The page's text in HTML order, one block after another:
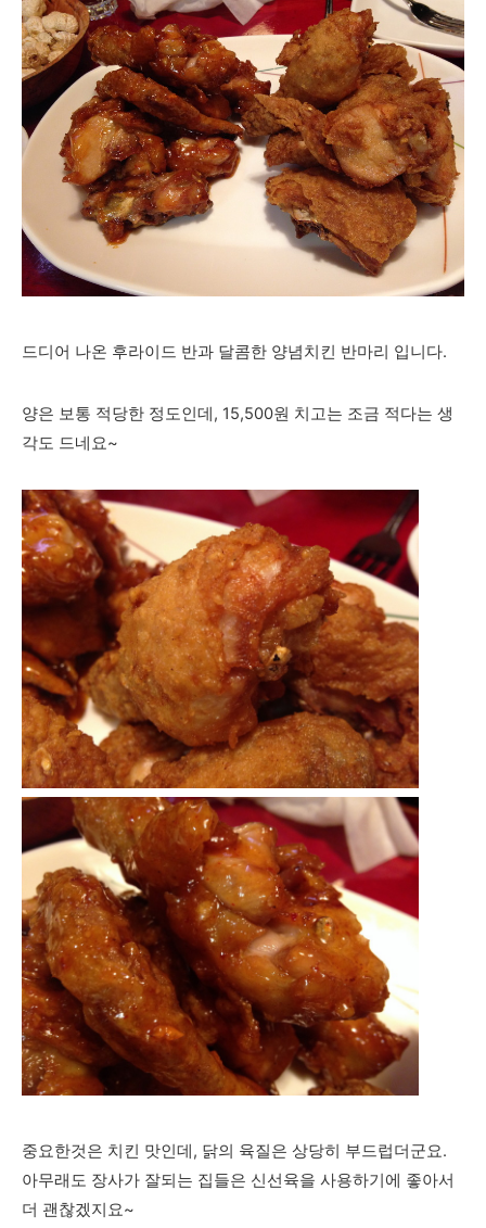
드디어 나온 후라이드 반과 달콤한 양념치킨 반마리 입니다.
양은 보통 적당한 정도인데, 15,500원 치고는 조금 적다는 생
각도 드네요~
중요한것은 치킨 맛인데, 닭의 육질은 상당히 부드럽더군요.
아무래도 장사가 잘되는 집들은 신선육을 사용하기에 좋아서
더 괜찮겠지요~